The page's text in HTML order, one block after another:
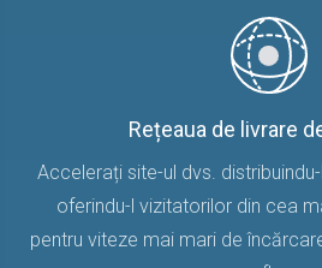
Rețeaua de livrare
Accelerați site-ul dvs.
oferindu-l vizitatorilor din cea
pentru viteze mai mari de